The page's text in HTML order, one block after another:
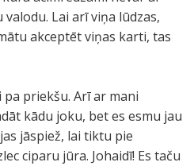
Lai arī viņa lūdzas,
akceptēt viņas karti, tas
priekšu. Arī ar mani
kādu joku, bet es esmu jau
jāspiež, lai tiktu pie
ciparu jūra. Johaidī! Es taču